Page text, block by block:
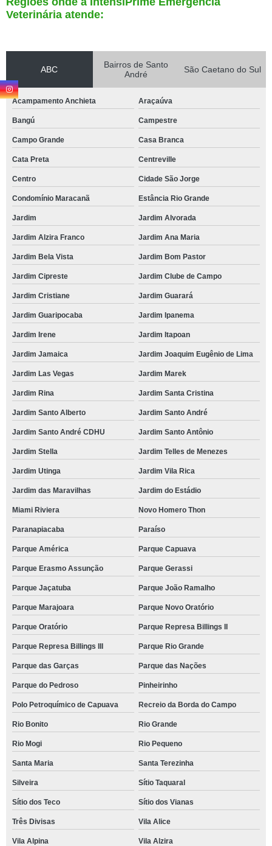
Veterinária atende:
ABC
Bairros de Santo
André
São Caetano do Sul
Acampamento Anchieta Araçaúva
Bangú Campestre
Campo Grande Casa Branca
Cata Preta Centreville
Centro Cidade São Jorge
Condomínio Maracanã Estância Rio Grande
Jardim Jardim Alvorada
Jardim Alzira Franco Jardim Ana Maria
Jardim Bela Vista Jardim Bom Pastor
Jardim Cipreste Jardim Clube de Campo
Jardim Cristiane Jardim Guarará
Jardim Guaripocaba Jardim Ipanema
Jardim Irene Jardim Itapoan
Jardim Jamaica Jardim Joaquim Eugênio de Lima
Jardim Las Vegas Jardim Marek
Jardim Rina Jardim Santa Cristina
Jardim Santo Alberto Jardim Santo André
Jardim Santo André CDHU Jardim Santo Antônio
Jardim Stella Jardim Telles de Menezes
Jardim Utinga Jardim Vila Rica
Jardim das Maravilhas Jardim do Estádio
Miami Riviera Novo Homero Thon
Paranapiacaba Paraíso
Parque América Parque Capuava
Parque Erasmo Assunção Parque Gerassi
Parque Jaçatuba Parque João Ramalho
Parque Marajoara Parque Novo Oratório
Parque Oratório Parque Represa Billings II
Parque Represa Billings III Parque Rio Grande
Parque das Garças Parque das Nações
Parque do Pedroso Pinheirinho
Polo Petroquímico de Capuava Recreio da Borda do Campo
Rio Bonito Rio Grande
Rio Mogi Rio Pequeno
Santa Maria Santa Terezinha
Silveira Sítio Taquaral
Sítio dos Teco Sítio dos Vianas
Três Divisas Vila Alice
Vila Alpina Vila Alzira